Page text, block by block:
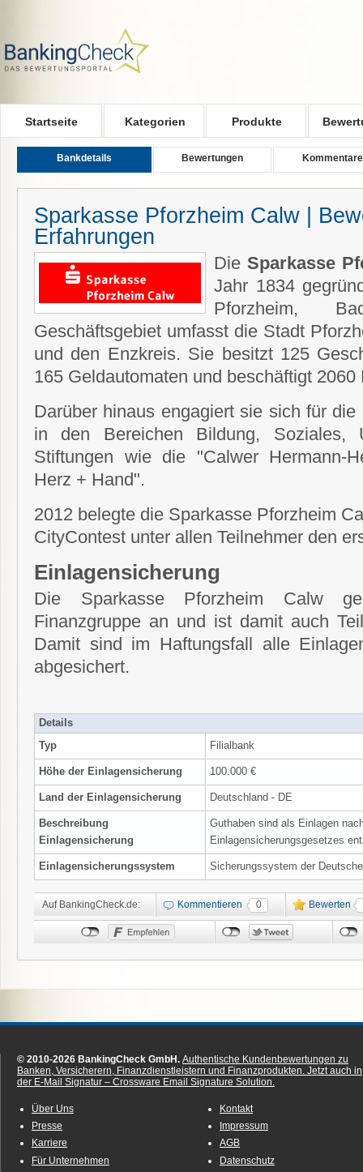
Startseite Kategorien Produkte
Bankdetails Bewertungen Kommentare
Sparkasse Pforzheim Calw |
Erfahrungen
DieSparkasse
Jahr 1834
Pforzheim,
Geschäftsgebiet umfasst die Stadt
und den Enzkreis. Sie besitzt 125
165 Geldautomaten und beschäftigt
Darüber hinaus engagiert sie sich für
in den Bereichen Bildung, Soziales,
Stiftungen wie die "Calwer Hermann-
Herz + Hand".
2012 belegte die Sparkasse Pforzheim
CityContest unter allen Teilnehmer den
Einlagensicherung
Die Sparkasse Pforzheim Calw
Finanzgruppe an und ist damit auch
Damit sind im Haftungsfall alle
abgesichert.
Details
Typ
Filialbank
Höhe der Einlagensicherung 100.000 €
Land der Einlagensicherung Deutschland - DE
Beschreibung
Einlagensicherung
Guthaben sind als Einlagen
Einlagensicherungsgesetzes
Einlagensicherungssystem Sicherungssystem der
Auf BankingCheck.de: Kommentieren 0 Bewerten
© 2010-2026 BankingCheck GmbH. Authentische Kundenbewertungen zu
Banken, Versicherern, Finanzdienstleistern und Finanzprodukten. Jetzt auch in
der E-Mail Signatur – Crossware Email Signature Solution.
Über Uns
Presse
Karriere
Für Unternehmen
Kontakt
Impressum
AGB
Datenschutz